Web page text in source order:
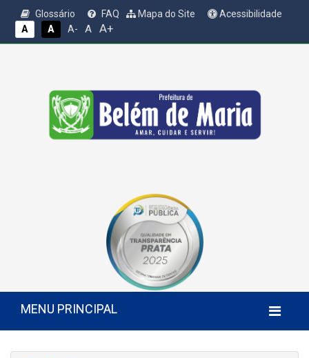
Glossário FAQ Mapa do Site
Acessibilidade
A
A A- A A+
MENU PRINCIPAL